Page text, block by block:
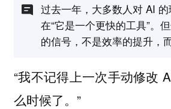
过去一年，大多数人对 AI
在“它是一个更快的工具”。
的信号，不是效率的提升，
“我不记得上一次手动修改
么时候了。”